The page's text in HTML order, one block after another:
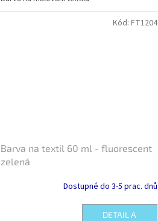
Barva na textil 60 ml - fluorescent
zelená
Dostupné do 3-5 prac. dnů
DETAIL A
Kód: FT1204